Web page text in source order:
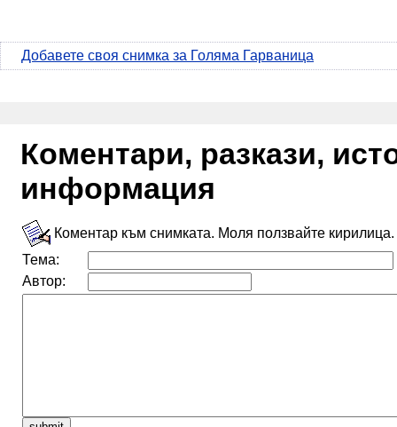
Добавете своя снимка за Голяма Гарваница
Коментари, разкази,
информация
Коментар към снимката. Моля ползвайте кирилица.
Тема:
Автор: